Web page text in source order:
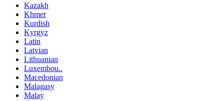
Kazakh
Khmer
Kurdish
Kyrgyz
Latin
Latvian
Lithuanian
Luxembou..
Macedonian
Malagasy
Malay